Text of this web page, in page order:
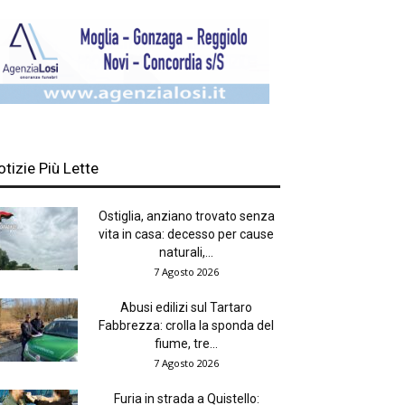
Più Lette
Ostiglia, anziano trovato senza
vita in casa: decesso per cause
naturali,...
7 Agosto 2026
Abusi edilizi sul Tartaro
Fabbrezza: crolla la sponda del
fiume, tre...
7 Agosto 2026
Furia in strada a Quistello: